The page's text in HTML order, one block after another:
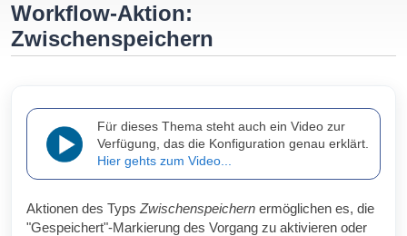
Workflow-Aktion:
Zwischenspeichern
Für dieses Thema steht auch ein Video zur
Verfügung, das die Konfiguration genau erklärt.
Hier gehts zum Video...
Aktionen des Typs Zwischenspeichern ermöglichen es, die
"Gespeichert"-Markierung des Vorgang zu aktivieren oder